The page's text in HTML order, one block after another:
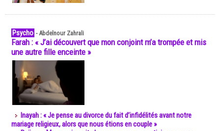
Psycho -Abdelnour Zahrali
Farah : « J’ai découvert que mon conjoint m’a trompée et mis
une autre fille enceinte »
Inayah : « Je pense au divorce du fait d’infidélités avant notre
mariage religieux, alors que nous étions en couple »